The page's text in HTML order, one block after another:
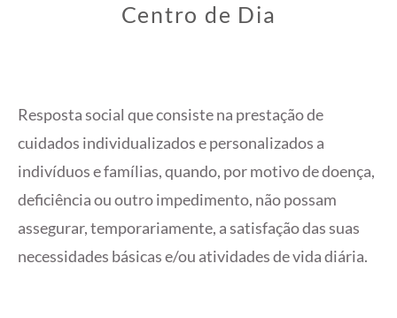
Centro de Dia
Resposta social que consiste na prestação de
cuidados individualizados e personalizados a
indivíduos e famílias, quando, por motivo de doença,
deficiência ou outro impedimento, não possam
assegurar, temporariamente, a satisfação das suas
necessidades básicas e/ou atividades de vida diária.